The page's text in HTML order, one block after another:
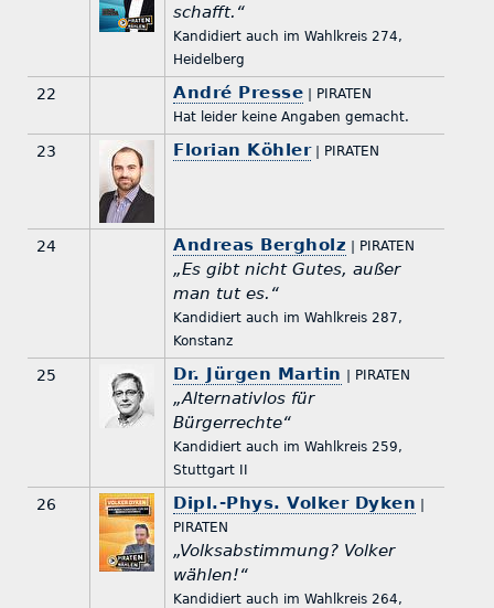
schafft.“
Kandidiert auch im Wahlkreis 274,
Heidelberg
22 André Presse | PIRATEN
Hat leider keine Angaben gemacht.
23 Florian Köhler| PIRATEN
24 Andreas Bergholz | PIRATEN
„Es gibt nicht Gutes, außer
man tut es.“
Kandidiert auch im Wahlkreis 287,
Konstanz
25 Dr. Jürgen Martin | PIRATEN
„Alternativlos für
Bürgerrechte“
Kandidiert auch im Wahlkreis 259,
Stuttgart II
26 Dipl.-Phys. Volker Dyken |
PIRATEN
„Volksabstimmung? Volker
wählen!“
Kandidiert auch im Wahlkreis 264,